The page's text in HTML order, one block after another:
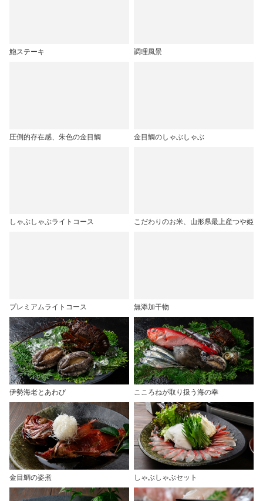
鮑ステーキ 調理風景
圧倒的存在感、朱色の金目鯛 金目鯛のしゃぶしゃぶ
しゃぶしゃぶライトコース こだわりのお米、山形県最上産つや姫
プレミアムライトコース 無添加干物
伊勢海老とあわび こころねが取り扱う海の幸
金目鯛の姿煮 しゃぶしゃぶセット